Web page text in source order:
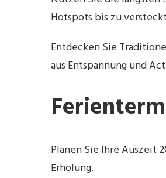
Hotspots bis zu
Entdecken Sie
aus Entspannung und
Planen Sie Ihre Auszeit
Erholung.